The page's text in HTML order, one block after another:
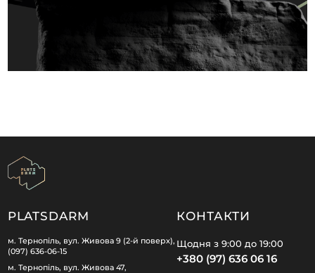
PLATSDARM
м. Тернопіль, вул. Живова 9 (2-й поверх),
(097) 636-06-15
м. Тернопіль, вул. Живова 47,
КОНТАКТИ
Щодня з 9:00 до 19:00
+380 (97) 636 06 16